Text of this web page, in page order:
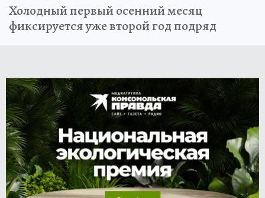
Холодный первый осенний месяц
фиксируется уже второй год подряд